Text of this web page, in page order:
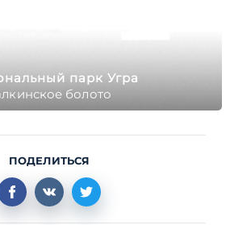
парк Угра
болото
ПОДЕЛИТЬСЯ